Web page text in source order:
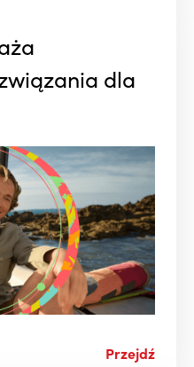
dla
Przejdź